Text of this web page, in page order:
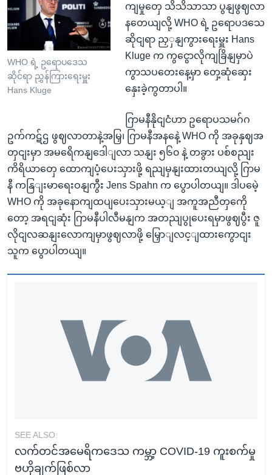
WHO ရဲ့ ဥရောပဒေသ
ဆိုင်ရာ ညွှန်ကြားရေးမှူး
Hans Kluge
ကျမှုတှေ သိသိသာသာ ပွနျဖွဈလာ
နတေယျလို့ WHO ရဲ့ ဥရောပဒသေ
ဆိုငျရာ ညှှနျကွားရေးမှူး Hans
Kluge က ကွငွောလိုကျခြိနျမှာပဲ
ကွာသပတေးနေ့မှာ တှေ့ဆုံဆှေး
နှေးခဲ့ကွတာပါ။
ဂြာမနီနိုငျငံဟာ ဥရောပသမဂ်ဂ
ဥက်ကဋ်ဌ ဖွဈလာတာနဲ့အမြှ၊ ဂြာမနီအနနေဲ့ WHO ကို အခုနှဈအ
တှငျးမှာ အမရေိကနျဒေါျလာ သနျး ၅၆၀ နဲ့ တခွား ပစ်စညျး
ကိရိယာတှေ ထောကျပံ့ပေးသှားဖို့ ရညျမှနျးထားတယျလို့ ဂြာမ
နီ ကနြျးမာရေးဝနျကွီး Jens Spahn က ပွောပါတယျ။ ဒါပမေဲ့
WHO ကို အခုနောကျထပျပေးသှားမယ့ျ အကူအညီတှကေို
တော့ အရငျဆုံး ဂြာမနီပါလီမနျက အတညျပွုပေးရမှာဖွဈပွီး ဇူ
လိုငျလဆနျးလောကျမှာဖွဈလာဖို့ မြှောျလင့ျထားကွောငျး
သူက ပွောပါတယျ။
SEE ALSO:
လက်တင်အမေရိကဒေသ ကမ္ဘာ့ COVID-19 ကူးစက်မှု
ဗဟိုချက်ဖြစ်လာ